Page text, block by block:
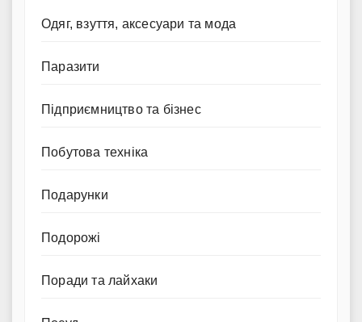
Одяг, взуття, аксесуари та мода
Паразити
Підприємництво та бізнес
Побутова техніка
Подарунки
Подорожі
Поради та лайхаки